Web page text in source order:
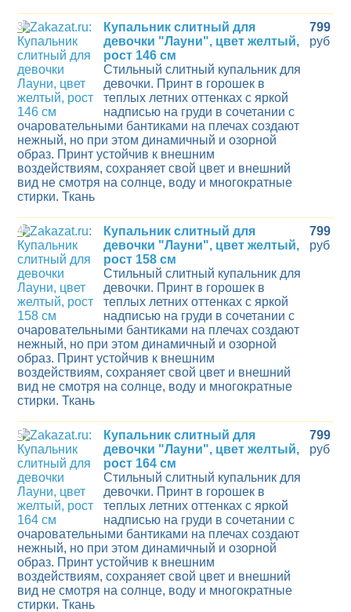
3
Купальник слитный для
девочки "Лауни", цвет желтый,
рост 146 см
Стильный слитный купальник для
девочки. Принт в горошек в
теплых летних оттенках с яркой
надписью на груди в сочетании с
очаровательными бантиками на плечах создают
нежный, но при этом динамичный и озорной
образ. Принт устойчив к внешним
воздействиям, сохраняет свой цвет и внешний
вид не смотря на солнце, воду и многократные
стирки. Ткань
799
руб
4
Купальник слитный для
девочки "Лауни", цвет желтый,
рост 158 см
Стильный слитный купальник для
девочки. Принт в горошек в
теплых летних оттенках с яркой
надписью на груди в сочетании с
очаровательными бантиками на плечах создают
нежный, но при этом динамичный и озорной
образ. Принт устойчив к внешним
воздействиям, сохраняет свой цвет и внешний
вид не смотря на солнце, воду и многократные
стирки. Ткань
799
руб
5
Купальник слитный для
девочки "Лауни", цвет желтый,
рост 164 см
Стильный слитный купальник для
девочки. Принт в горошек в
теплых летних оттенках с яркой
надписью на груди в сочетании с
очаровательными бантиками на плечах создают
нежный, но при этом динамичный и озорной
образ. Принт устойчив к внешним
воздействиям, сохраняет свой цвет и внешний
вид не смотря на солнце, воду и многократные
стирки. Ткань
799
руб